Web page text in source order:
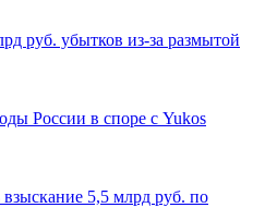
руб. убытков из-за размытой
России в споре с Yukos
5,5 млрд руб. по